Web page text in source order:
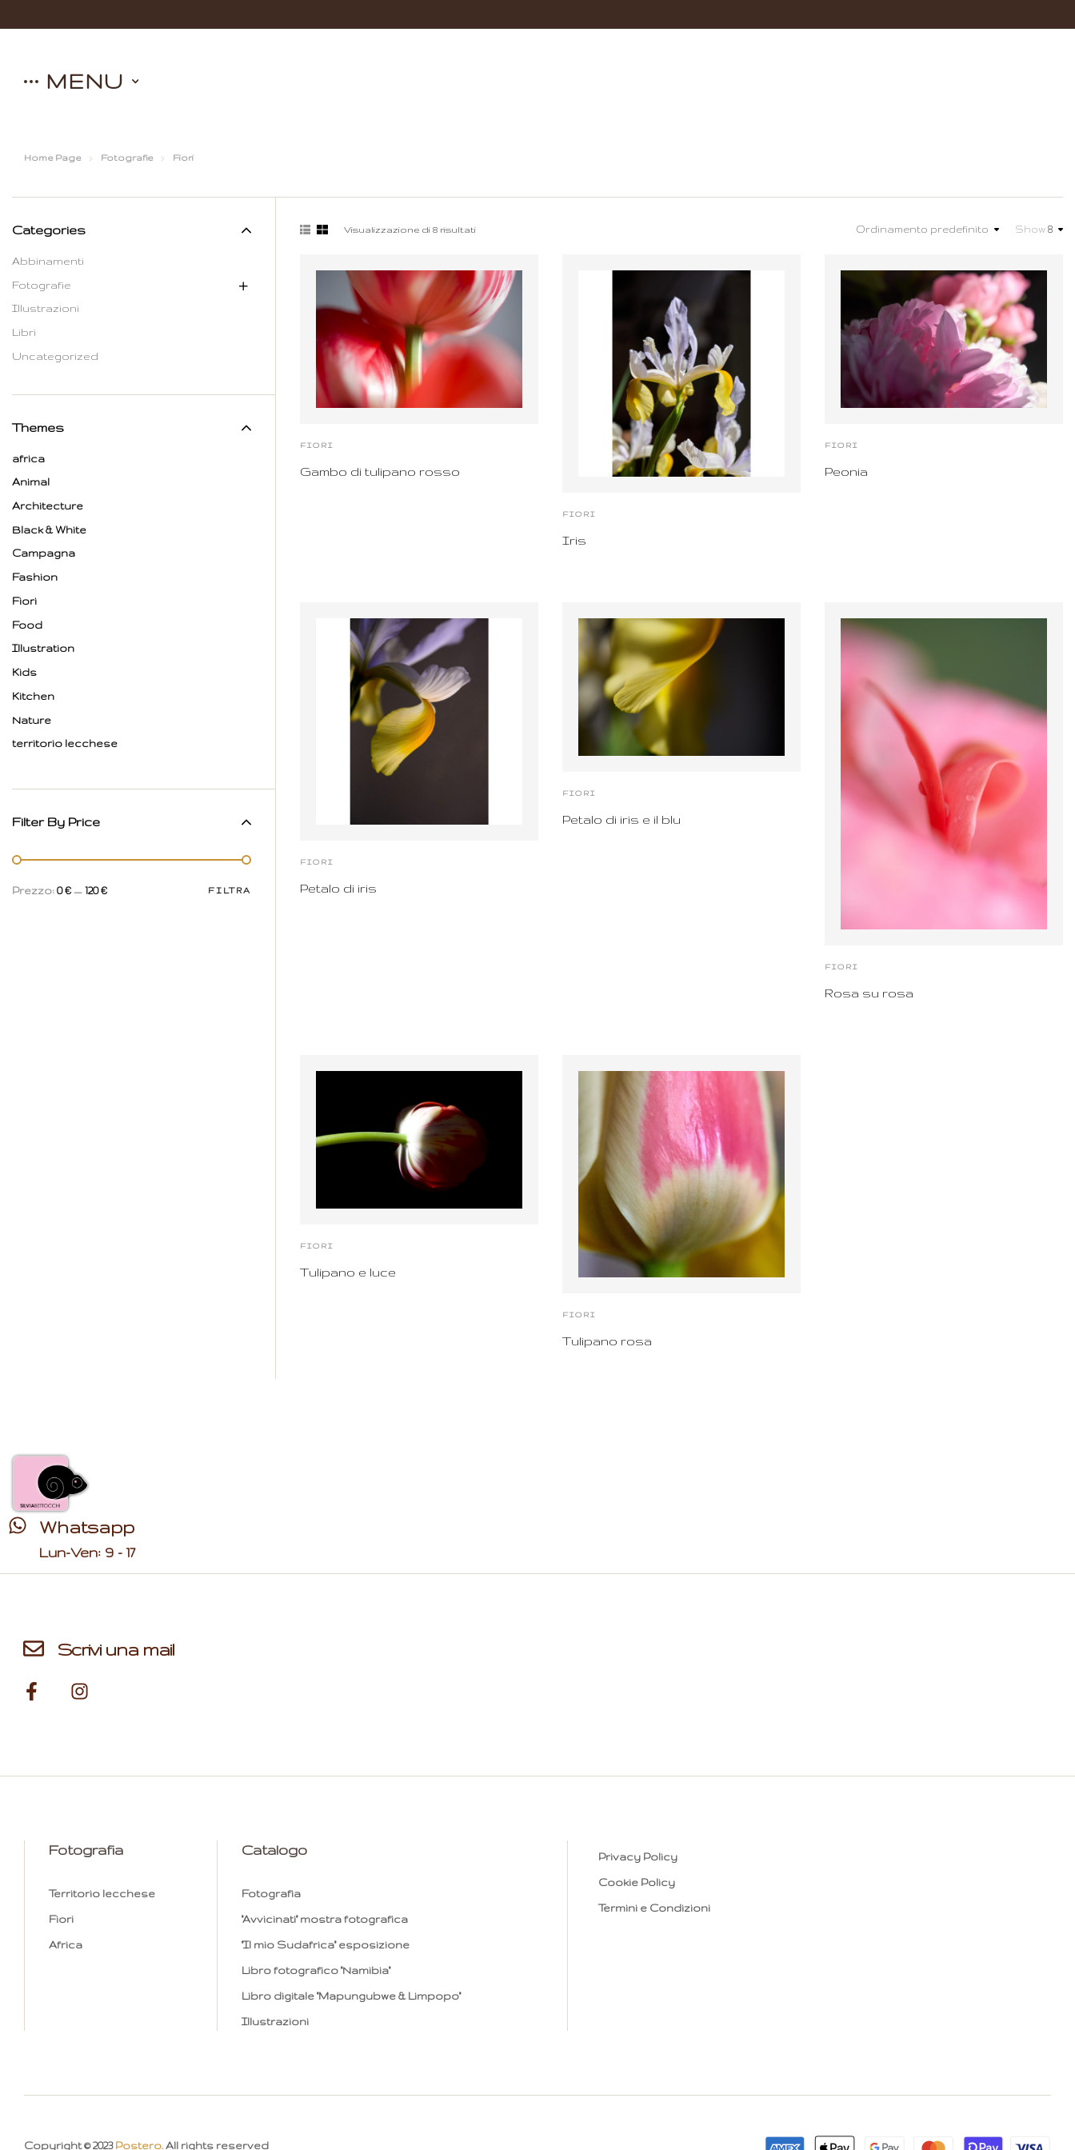
MENU
Home Page Fotografie Fiori
Visualizzazione di 8 risultati Ordinamento predefinito Show 8
FIORI
Gambo di tulipano rosso
FIORI
Iris
FIORI
Peonia
FIORI
Petalo di iris
FIORI
Petalo di iris e il blu
FIORI
Rosa su rosa
FIORI
Tulipano e luce
FIORI
Tulipano rosa
Categories
Abbinamenti
Fotografie
Illustrazioni
Libri
Uncategorized
Themes
africa
Animal
Architecture
Black & White
Campagna
Fashion
Fiori
Food
Illustration
Kids
Kitchen
Nature
territorio lecchese
Filter By Price
FILTRA
Prezzo: 0 € — 120 €
Whatsapp
Lun-Ven: 9 - 17
Scrivi una mail
Fotografia
Territorio lecchese
Fiori
Africa
Catalogo
Fotografia
"Avvicinati" mostra fotografica
"Il mio Sudafrica" esposizione
Libro fotografico "Namibia"
Libro digitale "Mapungubwe & Limpopo"
Illustrazioni
Privacy Policy
Cookie Policy
Termini e Condizioni
Copyright © 2023 Postero. All rights reserved